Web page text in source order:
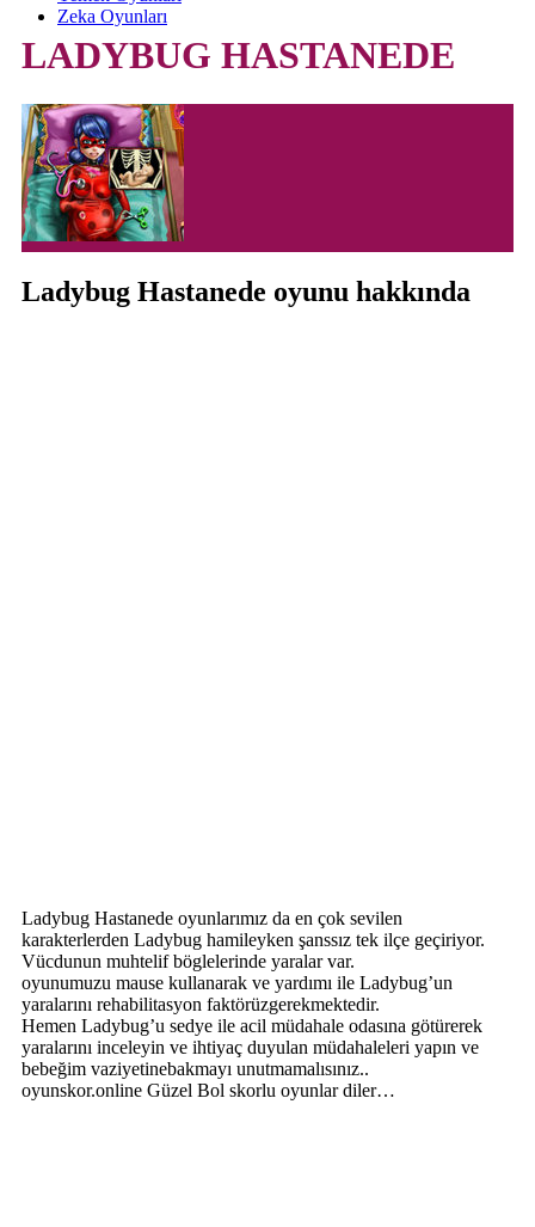
Zeka Oyunları
LADYBUG HASTANEDE
Ladybug Hastanede oyunu hakkında
Ladybug Hastanede oyunlarımız da en çok sevilen
karakterlerden Ladybug hamileyken şanssız tek ilçe geçiriyor.
Vücdunun muhtelif böglelerinde yaralar var.
oyunumuzu mause kullanarak ve yardımı ile Ladybug’un
yaralarını rehabilitasyon faktörüzgerekmektedir.
Hemen Ladybug’u sedye ile acil müdahale odasına götürerek
yaralarını inceleyin ve ihtiyaç duyulan müdahaleleri yapın ve
bebeğim vaziyetinebakmayı unutmamalısınız..
oyunskor.online Güzel Bol skorlu oyunlar diler…